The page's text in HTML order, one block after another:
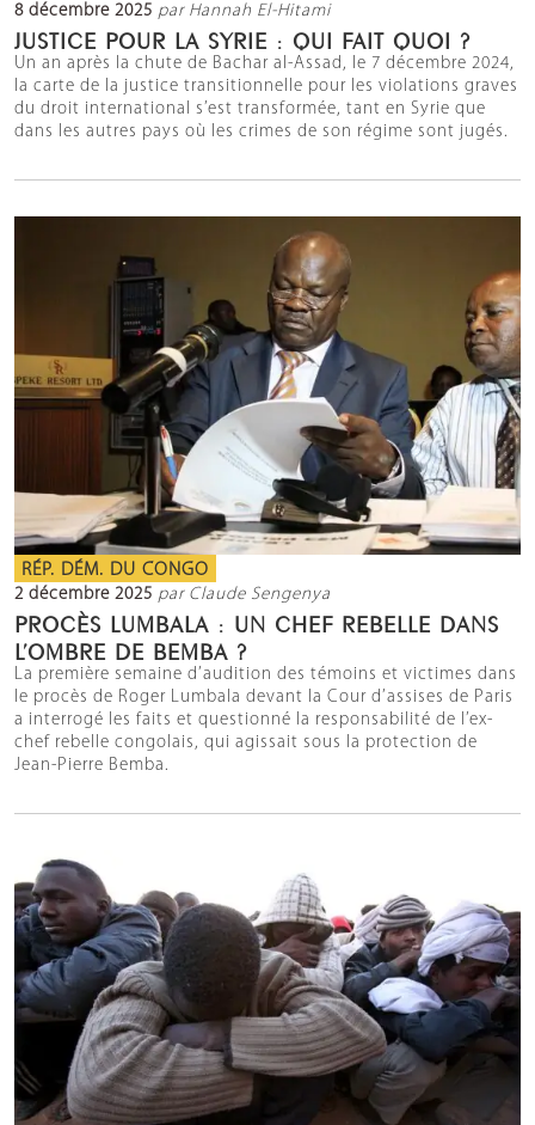
8 décembre 2025 par Hannah El-Hitami
JUSTICE POUR LA SYRIE : QUI FAIT QUOI ?
Un an après la chute de Bachar al-Assad, le 7 décembre 2024,
la carte de la justice transitionnelle pour les violations graves
du droit international s’est transformée, tant en Syrie que
dans les autres pays où les crimes de son régime sont jugés.
RÉP. DÉM. DU CONGO
2 décembre 2025 par Claude Sengenya
PROCÈS LUMBALA : UN CHEF REBELLE DANS
L’OMBRE DE BEMBA ?
La première semaine d’audition des témoins et victimes dans
le procès de Roger Lumbala devant la Cour d’assises de Paris
a interrogé les faits et questionné la responsabilité de l’ex-
chef rebelle congolais, qui agissait sous la protection de
Jean-Pierre Bemba.